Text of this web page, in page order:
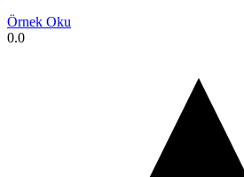
Örnek Oku
0.0